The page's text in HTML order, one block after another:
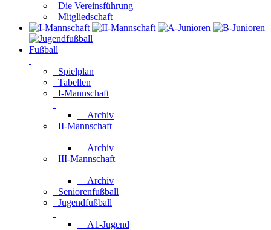
Die Vereinsführung
Mitgliedschaft
Fußball
Spielplan
Tabellen
I-Mannschaft
Archiv
II-Mannschaft
Archiv
III-Mannschaft
Archiv
Seniorenfußball
Jugendfußball
A1-Jugend